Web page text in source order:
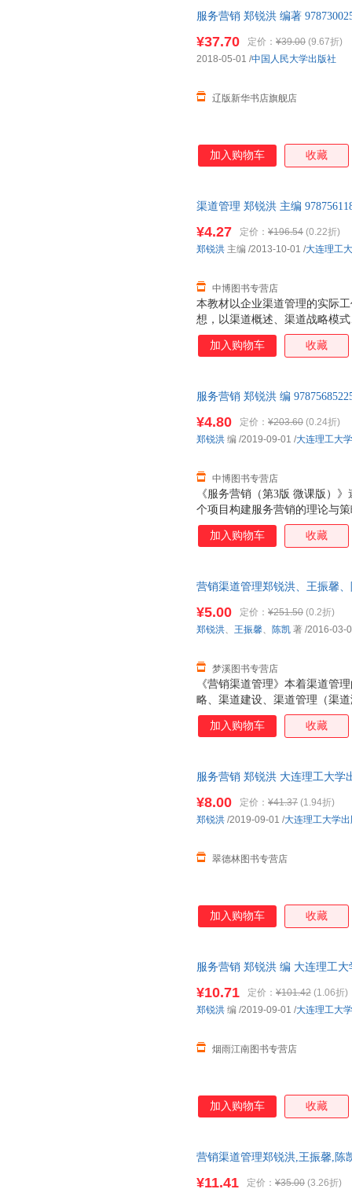
服务营销 郑锐洪 编著
¥37.70 定价： ¥39.00 (9.67折)
辽版新华书店旗舰店
2018-05-01 /中国人民大学出版社
加入购物车 收藏
渠道管理 郑锐洪 主编
本教材以企业渠道管理的实际
想，以渠道概述、渠道战略模
道控制、渠道冲突、渠道维护
真谛。值得一提的是，本教材
道、其他无店铺渠道等前沿渠
高等院校市场营销专业以及工
学习使用，也是企业营销经理
¥4.27 定价： ¥196.54 (0.22折)
中博图书专营店
郑锐洪 主编 /2013-10-01 /大连理工
加入购物车 收藏
服务营销 郑锐洪 编
《服务营销（第3版 微课版）
个项目构建服务营销的理论与
心概念、服务营销战略、服务
略、服务人员策略、服务过程
¥4.80 定价： ¥203.60 (0.24折)
中博图书专营店
郑锐洪 编 /2019-09-01 /大连理工大
加入购物车 收藏
营销渠道管理郑锐洪、王振馨
《营销渠道管理》本着渠道管
略、渠道建设、渠道管理（渠
护）、渠道评估与创新的逻辑
道管理的策略与方法，体现出
加以补充和更新，如渠道领域
善，包括小结的重新提炼和概
教师使用。
¥5.00 定价： ¥251.50 (0.2折)
梦溪图书专营店
郑锐洪、 王振馨、 陈凯 著 /2016-03-
加入购物车 收藏
服务营销 郑锐洪 大连理工大学
¥8.00 定价： ¥41.37 (1.94折)
翠德林图书专营店
郑锐洪 /2019-09-01 /大连理工大学
加入购物车 收藏
服务营销 郑锐洪 编 大连理工
¥10.71 定价： ¥101.42 (1.06折)
烟雨江南图书专营店
郑锐洪 编 /2019-09-01 /大连理工大
加入购物车 收藏
营销渠道管理郑锐洪,王振馨,陈
¥11.41 定价： ¥35.00 (3.26折)